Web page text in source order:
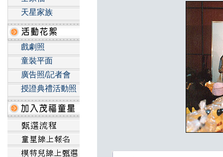
天星家族
戲劇照
童裝平面
廣告照/記者會
授證典禮活動照